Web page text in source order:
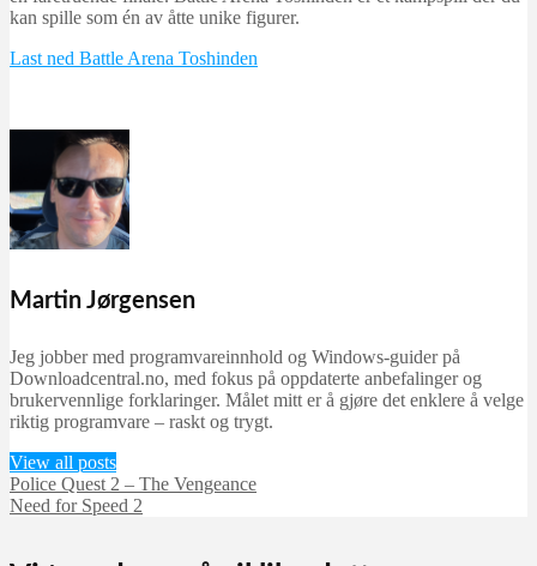
kan spille som én av åtte unike figurer.
Last ned Battle Arena Toshinden
Martin Jørgensen
Jeg jobber med programvareinnhold og Windows-guider på
Downloadcentral.no, med fokus på oppdaterte anbefalinger og
brukervennlige forklaringer. Målet mitt er å gjøre det enklere å velge
riktig programvare – raskt og trygt.
View all posts
Police Quest 2 – The Vengeance
Need for Speed 2